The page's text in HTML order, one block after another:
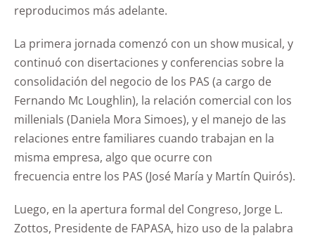
reproducimos más adelante.
La primera jornada comenzó con un show musical, y
continuó con disertaciones y conferencias sobre la
consolidación del negocio de los PAS (a cargo de
Fernando Mc Loughlin), la relación comercial con los
millenials (Daniela Mora Simoes), y el manejo de las
relaciones entre familiares cuando trabajan en la
misma empresa, algo que ocurre con
frecuencia entre los PAS (José María y Martín Quirós).
Luego, en la apertura formal del Congreso, Jorge L.
Zottos, Presidente de FAPASA, hizo uso de la palabra